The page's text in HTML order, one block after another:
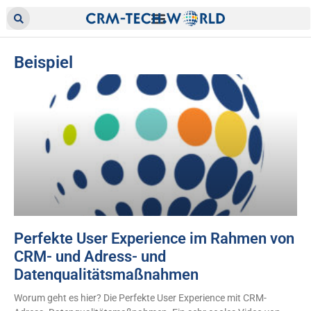
Beispiel
Perfekte User Experience im Rahmen von
CRM- und Adress- und
Datenqualitätsmaßnahmen
Worum geht es hier? Die Perfekte User Experience mit CRM-